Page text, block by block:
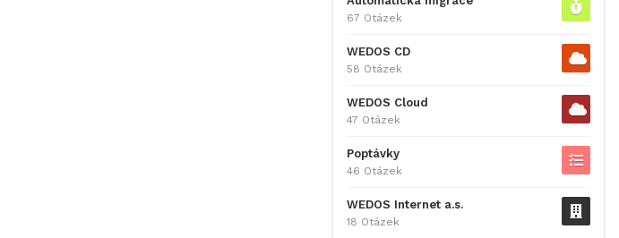
67 Otázek
WEDOS CD
58 Otázek
WEDOS Cloud
47 Otázek
Poptávky
46 Otázek
WEDOS Internet a.s.
18 Otázek